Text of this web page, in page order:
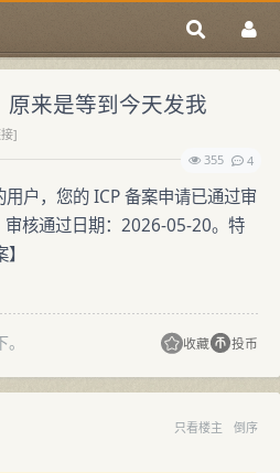
来是等到今天发我
]
355
4
用户，您的 ICP 备案申请已通过审
核通过日期：2026-05-20。特
收藏 投币
只看楼主 倒序